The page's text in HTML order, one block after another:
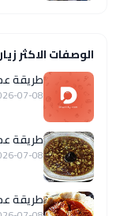
الوصفات الاكثر
طريقة
07-08
طريقة
07-08
طريقة